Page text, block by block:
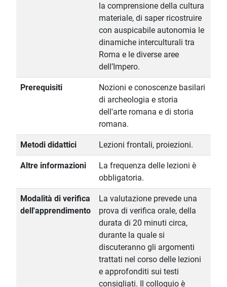
la comprensione della cultura
materiale, di saper ricostruire
con auspicabile autonomia le
dinamiche interculturali tra
Roma e le diverse aree
dell’Impero.
Prerequisiti
Nozioni e conoscenze basilari
di archeologia e storia
dell'arte romana e di storia
romana.
Metodi didattici Lezioni frontali, proiezioni.
Altre informazioni
La frequenza delle lezioni è
obbligatoria.
Modalità di verifica
dell'apprendimento
La valutazione prevede una
prova di verifica orale, della
durata di 20 minuti circa,
durante la quale si
discuteranno gli argomenti
trattati nel corso delle lezioni
e approfonditi sui testi
consigliati. Il colloquio è